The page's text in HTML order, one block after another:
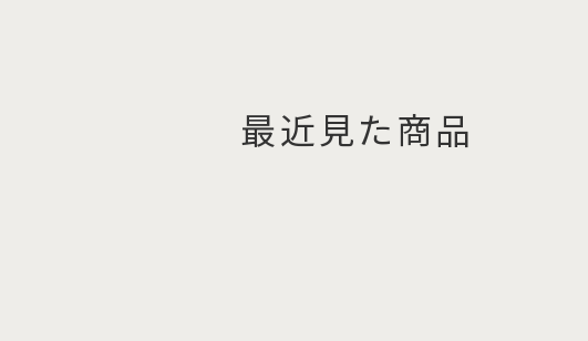
最近見た商品